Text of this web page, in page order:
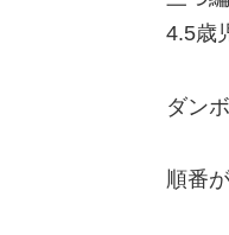
4.5歳
ダン
順番